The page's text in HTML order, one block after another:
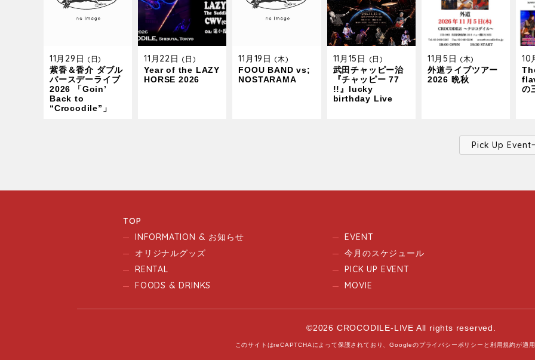
11月29日 (日)
紫香＆香介 ダブル
バースデーライブ
2026 「Goin’
Back to
“Crocodile”」
11月22日 (日)
Year of the LAZY
HORSE 2026
11月19日 (木)
FOOU BAND vs;
NOSTARAMA
11月15日 (日)
武田チャッピー治
『チャッピー 77
!!』lucky
birthday Live
11月5日 (木)
外道ライブツアー
2026 晩秋
10
の
Pick Up Event
TOP
INFORMATION & お知らせ
オリジナルグッズ
RENTAL
FOODS & DRINKS
EVENT
今月のスケジュール
PICK UP EVENT
MOVIE
©2026 CROCODILE-LIVE All rights reserved.
このサイトはreCAPTCHAによって保護されており、Googleのプライバシーポリシー と 利用規約が適